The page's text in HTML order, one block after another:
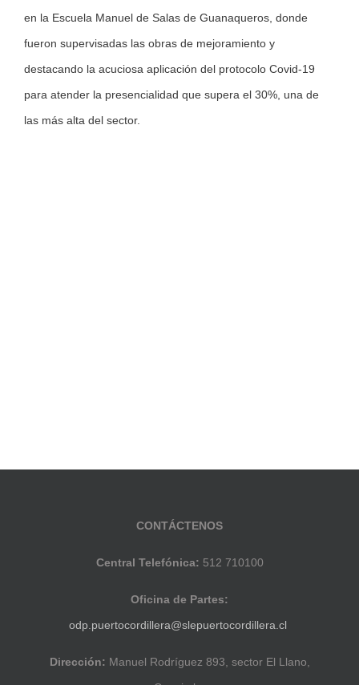
en la Escuela Manuel de Salas de Guanaqueros, donde
fueron supervisadas las obras de mejoramiento y
destacando la acuciosa aplicación del protocolo Covid-19
para atender la presencialidad que supera el 30%, una de
las más alta del sector.
CONTÁCTENOS
Central Telefónica: 512 710100
Oficina de Partes:
odp.puertocordillera@slepuertocordillera.cl
Dirección: Manuel Rodríguez 893, sector El Llano,